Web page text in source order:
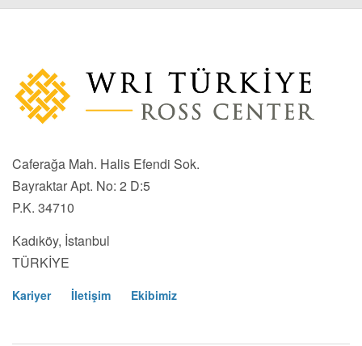
Caferağa Mah. Halis Efendi Sok.
Bayraktar Apt. No: 2 D:5
P.K. 34710
Kadıköy, İstanbul
TÜRKİYE
Kariyer İletişim Ekibimiz